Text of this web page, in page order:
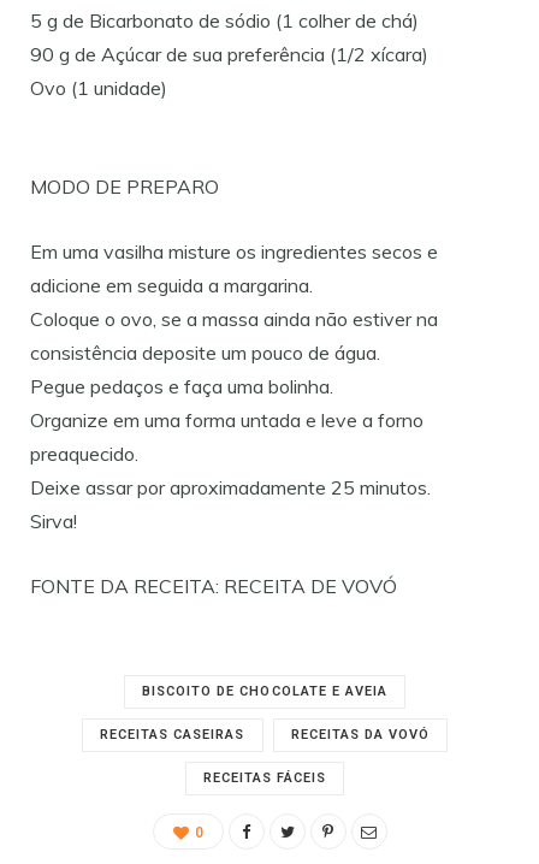
5 g de Bicarbonato de sódio (1 colher de chá)
90 g de Açúcar de sua preferência (1/2 xícara)
Ovo (1 unidade)
MODO DE PREPARO
Em uma vasilha misture os ingredientes secos e
adicione em seguida a margarina.
Coloque o ovo, se a massa ainda não estiver na
consistência deposite um pouco de água.
Pegue pedaços e faça uma bolinha.
Organize em uma forma untada e leve a forno
preaquecido.
Deixe assar por aproximadamente 25 minutos.
Sirva!
FONTE DA RECEITA: RECEITA DE VOVÓ
BISCOITO DE CHOCOLATE E AVEIA
RECEITAS CASEIRAS RECEITAS DA VOVÓ
RECEITAS FÁCEIS
0